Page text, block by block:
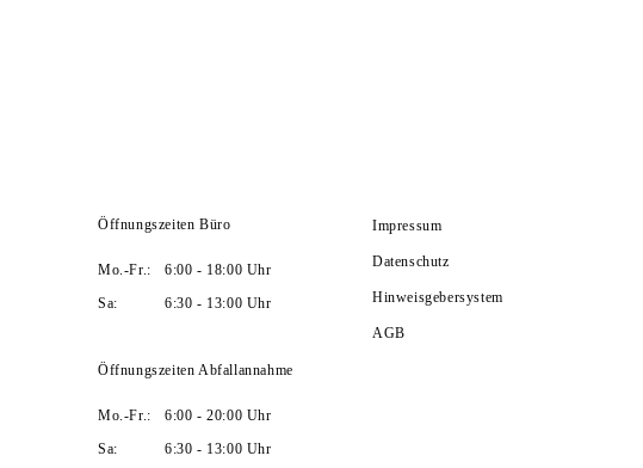
Öffnungszeiten Büro
Mo.-Fr.:
6:00 - 18:00 Uhr
Sa:
6:30 - 13:00 Uhr
Öffnungszeiten Abfallannahme
Mo.-Fr.:
6:00 - 20:00 Uhr
Sa:
6:30 - 13:00 Uhr
Impressum
Datenschutz
Hinweisgebersystem
AGB